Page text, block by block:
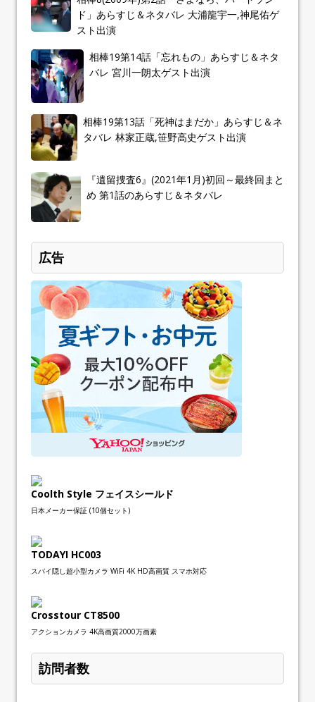
ド」あらすじ＆ネタバレ 大浦龍宇一,神尾佑ゲ
スト出演
相棒19第14話「忘れもの」あらすじ＆ネタ
バレ 宮川一朗太ゲスト出演
相棒19第13話「死神はまだか」あらすじ＆ネ
タバレ 林家正蔵,笹野高史ゲスト出演
『遺留捜査6』(2021年1月)初回～最終回まと
め 第1話のあらすじ＆ネタバレ
広告
Coolth Style フェイスシールド
日本メーカー保証 (10個セット)
TODAYI HC003
スパイ隠し超小型カメラ WiFi 4K HD高画質 スマホ対応
Crosstour CT8500
アクションカメラ 4K高画質2000万画素
訪問者数